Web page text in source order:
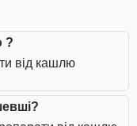
?
від кашлю